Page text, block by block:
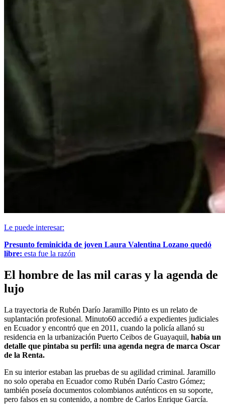
Le puede interesar:
Presunto feminicida de joven Laura Valentina Lozano quedó
libre: esta fue la razón
El hombre de las mil caras y la agenda de
lujo
La trayectoria de Rubén Darío Jaramillo Pinto es un relato de
suplantación profesional. Minuto60 accedió a expedientes judiciales
en Ecuador y encontró que en 2011, cuando la policía allanó su
residencia en la urbanización Puerto Ceibos de Guayaquil, había un
detalle que pintaba su perfil: una agenda negra de marca Oscar
de la Renta.
En su interior estaban las pruebas de su agilidad criminal. Jaramillo
no solo operaba en Ecuador como Rubén Darío Castro Gómez;
también poseía documentos colombianos auténticos en su soporte,
pero falsos en su contenido, a nombre de Carlos Enrique García.